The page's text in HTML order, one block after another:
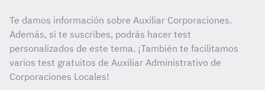
Te damos información sobre Auxiliar Corporaciones.
Además, si te suscribes, podrás hacer test
personalizados de este tema. ¡También te facilitamos
varios test gratuitos de Auxiliar Administrativo de
Corporaciones Locales!